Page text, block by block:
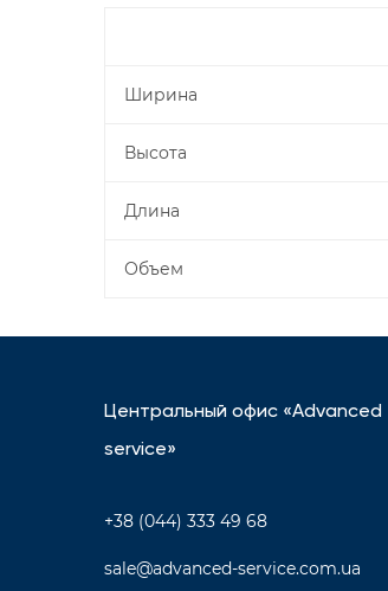
Ширина
Высота
Длина
Объем
Центральный офис «Advanced
service»
+38 (044) 333 49 68
sale@advanced-service.com.ua